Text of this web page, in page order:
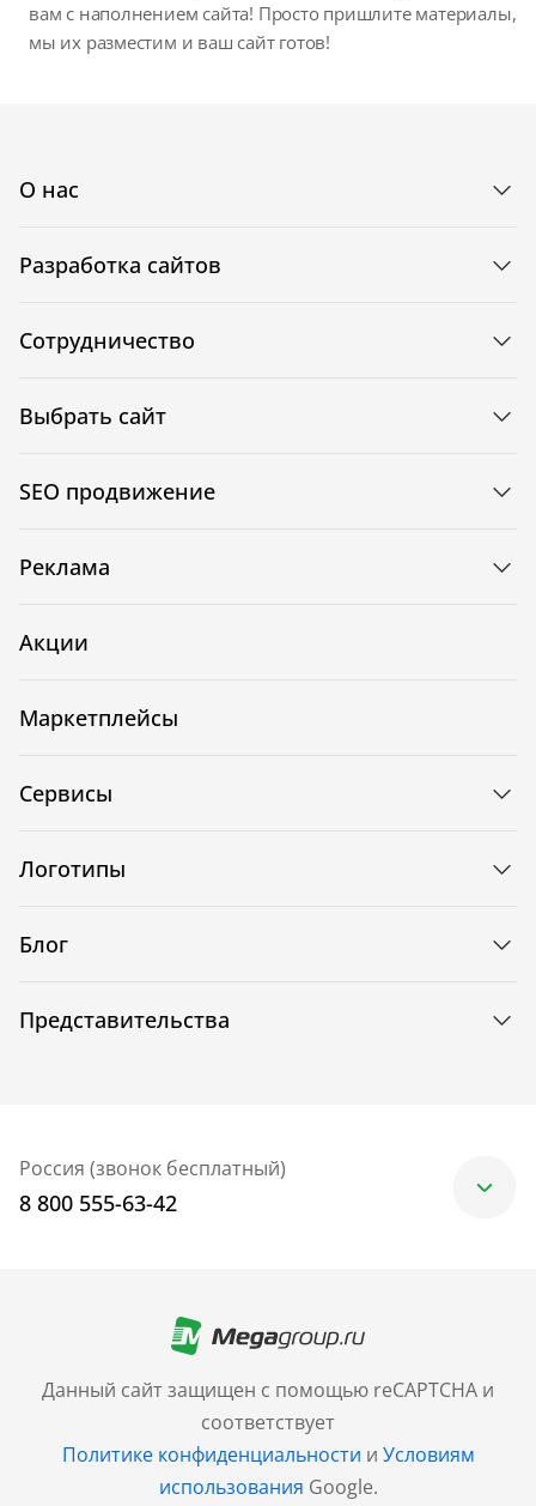
вам с наполнением сайта! Просто пришлите материалы,
мы их разместим и ваш сайт готов!
Данный сайт защищен с помощью reCAPTCHA и
соответствует
Политике конфиденциальности и Условиям
использования Google.
О нас
Разработка сайтов
Сотрудничество
Выбрать сайт
SEO продвижение
Реклама
Акции
Маркетплейсы
Сервисы
Логотипы
Блог
Представительства
Россия (звонок бесплатный)
8 800 555-63-42
+7 (499) 705-30-10
Санкт-Петербург
+7 (812) 600-77-33
Барнаул